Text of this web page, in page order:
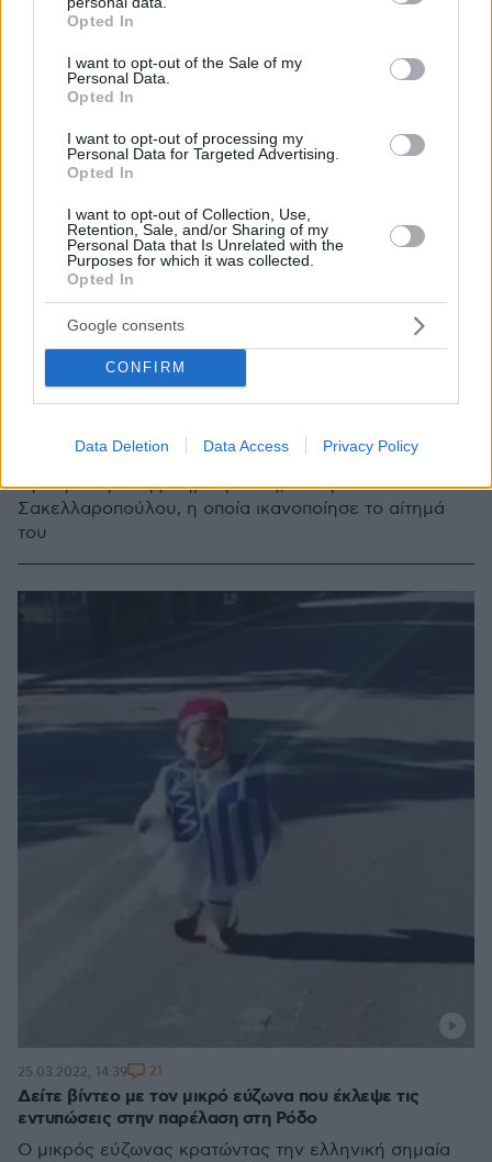
grant or deny consent to Google and its third-party tags to
use your data for below specified purposes in below Google
consent section.
Opted In
I want to opt-out of the Sale of my
Personal Data.
Opted In
I want to opt-out of processing my
Personal Data for Targeted Advertising.
Opted In
I want to opt-out of Collection, Use,
Retention, Sale, and/or Sharing of my
Personal Data that Is Unrelated with the
Purposes for which it was collected.
Opted In
Google consents
CONFIRM
Data Deletion Data Access Privacy Policy
Εύζωνες της Προεδρικής Φρουράς στην παρέλαση στη
Νέα Υόρκη
Ο Αρχιεπίσκοπος Αμερικής Ελπιδοφόρος είχε
ζητήσει την παρουσία της Προεδρικής Φρουράς από
την Πρόεδρο της Δημοκρατίας, Κατερίνα
Σακελλαροπούλου, η οποία ικανοποίησε το αίτημά
του
22.03.2023, 16:24
Δείτε βίντεο με τον μικρό εύζωνα που έκλεψε τις
εντυπώσεις στην παρέλαση στη Ρόδο
Ο μικρός εύζωνας κρατώντας την ελληνική σημαία
25.03.2022, 14:39 21